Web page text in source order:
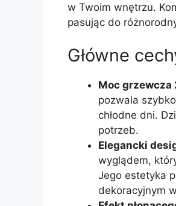
w Twoim wnętrzu.
pasując do
Główne
Moc grzewcza
pozwala
chłodne dni.
potrzeb.
Elegancki
wyglądem,
Jego estetyka
dekoracyjnym